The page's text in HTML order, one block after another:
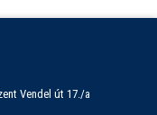
Vendel út 17./a